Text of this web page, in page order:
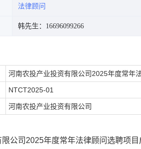
法律顾问
韩先生：16696099266
河南农投产业投资有限公司2025年度常年
NTCT2025-01
河南农投产业投资有限公司
公司 2025年度常年法律顾问选聘项